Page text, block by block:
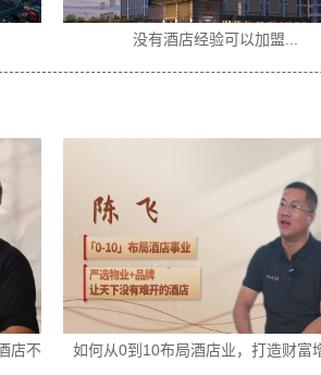
没有酒店经验可以加盟...
店不
如何从0到10布局酒店业，打造财富